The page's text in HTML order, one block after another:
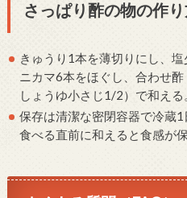
さっぱり酢の物の作
きゅうり1本を薄切りにし、
ニカマ6本をほぐし、合わせ酢
しょうゆ小さじ1/2）で和える
保存は清潔な密閉容器で冷蔵1
食べる直前に和えると食感が保